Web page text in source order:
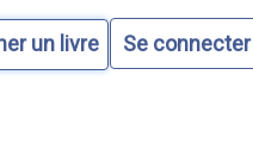
Se connecter